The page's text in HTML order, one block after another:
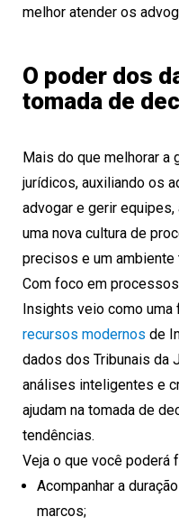
melhor atender os
O poder dos
tomada de
Mais do que melhorar a
jurídicos, auxiliando os
advogar e gerir
uma nova cultura de
precisos e um
Com foco em
Insights veio como uma
recursos modernos de
dados dos Tribunais da
análises inteligentes e
ajudam na tomada de
tendências.
Veja o que você poderá
Acompanhar a
marcos;